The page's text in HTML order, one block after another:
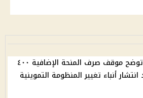
التموين توضح موقف صرف المنحة الإضافية ٤٠٠
أنباء تغيير المنظومة التموينية